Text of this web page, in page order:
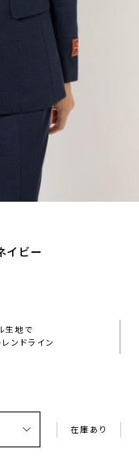
イビー
生地で
ンドライン
在庫あり